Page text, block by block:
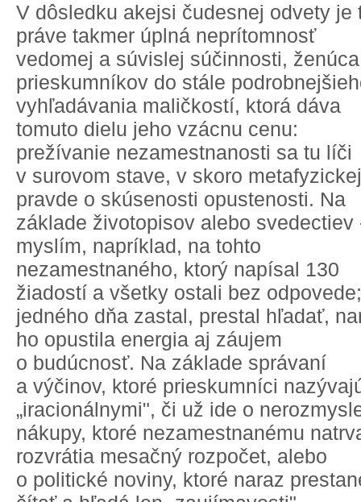
V dôsledku akejsi čudesnej odvety je
práve takmer úplná neprítomnosť
vedomej a súvislej súčinnosti, ženúca
prieskumníkov do stále
vyhľadávania maličkostí, ktorá dáva
tomuto dielu jeho vzácnu cenu:
prežívanie nezamestnanosti sa tu líči
v surovom stave, v skoro metafyzickej
pravde o skúsenosti opustenosti. Na
základe životopisov alebo svedectiev
myslím, napríklad, na tohto
nezamestnaného, ktorý napísal 130
žiadostí a všetky ostali bez odpovede;
jedného dňa zastal, prestal hľadať,
ho opustila energia aj záujem
o budúcnosť. Na základe správaní
a výčinov, ktoré prieskumníci
„iracionálnymi", či už ide o
nákupy, ktoré nezamestnanému
rozvrátia mesačný rozpočet, alebo
o politické noviny, ktoré naraz